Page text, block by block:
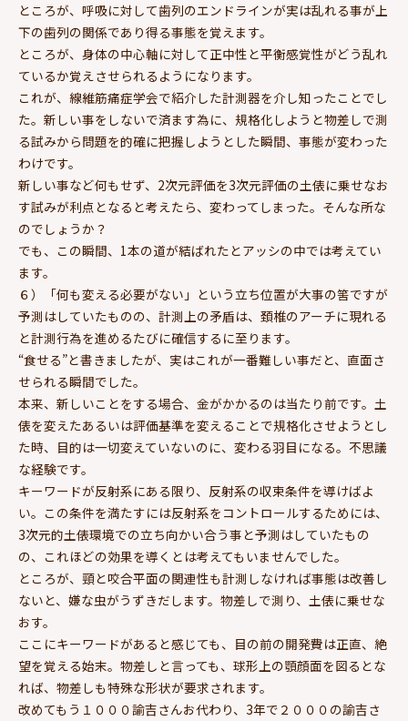
ところが、呼吸に対して歯列のエンドラインが実は乱れる事が上
下の歯列の関係であり得る事態を覚えます。
ところが、身体の中心軸に対して正中性と平衡感覚性がどう乱れ
ているか覚えさせられるようになります。
これが、線維筋痛症学会で紹介した計測器を介し知ったことでし
た。新しい事をしないで済ます為に、規格化しようと物差しで測
る試みから問題を的確に把握しようとした瞬間、事態が変わった
わけです。
新しい事など何もせず、2次元評価を3次元評価の土俵に乗せなお
す試みが利点となると考えたら、変わってしまった。そんな所な
のでしょうか？
でも、この瞬間、1本の道が結ばれたとアッシの中では考えてい
ます。
６）「何も変える必要がない」という立ち位置が大事の筈ですが
予測はしていたものの、計測上の矛盾は、頚椎のアーチに現れる
と計測行為を進めるたびに確信するに至ります。
“食せる”と書きましたが、実はこれが一番難しい事だと、直面さ
せられる瞬間でした。
本来、新しいことをする場合、金がかかるのは当たり前です。土
俵を変えたあるいは評価基準を変えることで規格化させようとし
た時、目的は一切変えていないのに、変わる羽目になる。不思議
な経験です。
キーワードが反射系にある限り、反射系の収束条件を導けばよ
い。この条件を満たすには反射系をコントロールするためには、
3次元的土俵環境での立ち向かい合う事と予測はしていたもの
の、これほどの効果を導くとは考えてもいませんでした。
ところが、頸と咬合平面の関連性も計測しなければ事態は改善し
ないと、嫌な虫がうずきだします。物差しで測り、土俵に乗せな
おす。
ここにキーワードがあると感じても、目の前の開発費は正直、絶
望を覚える始末。物差しと言っても、球形上の顎顔面を図るとな
れば、物差しも特殊な形状が要求されます。
改めてもう１０００諭吉さんお代わり、3年で２０００の諭吉さ